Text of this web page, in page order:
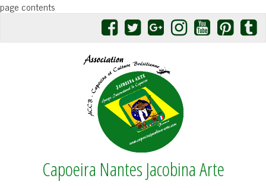
page contents
Capoeira Nantes Jacobina Arte